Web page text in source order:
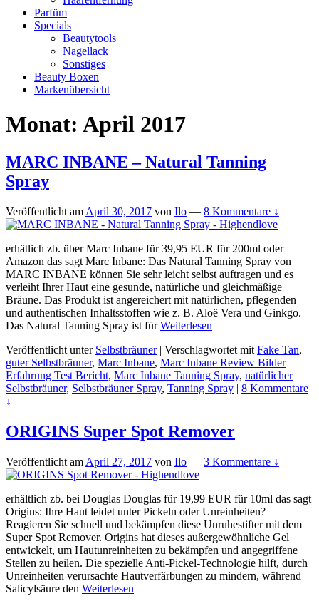
Parfüm
Specials
Beautytools
Nagellack
Sonstiges
Beauty Boxen
Markenübersicht
Monat: April 2017
MARC INBANE – Natural Tanning
Spray
Veröffentlicht am April 30, 2017 von Ilo — 8 Kommentare ↓
erhätlich zb. über Marc Inbane für 39,95 EUR für 200ml oder
Amazon das sagt Marc Inbane: Das Natural Tanning Spray von
MARC INBANE können Sie sehr leicht selbst auftragen und es
verleiht Ihrer Haut eine gesunde, natürliche und gleichmäßige
Bräune. Das Produkt ist angereichert mit natürlichen, pflegenden
und authentischen Inhaltsstoffen wie z. B. Aloë Vera und Ginkgo.
Das Natural Tanning Spray ist fürWeiterlesen
Veröffentlicht unter Selbstbräuner | Verschlagwortet mit Fake Tan,
guter Selbstbräuner, Marc Inbane, Marc Inbane Review Bilder
Erfahrung Test Bericht, Marc Inbane Tanning Spray, natürlicher
Selbstbräuner, Selbstbräuner Spray, Tanning Spray | 8 Kommentare
↓
ORIGINS Super Spot Remover
Veröffentlicht am April 27, 2017 von Ilo — 3 Kommentare ↓
erhältlich zb. bei Douglas Douglas für 19,99 EUR für 10ml das sagt
Origins: Ihre Haut leidet unter Pickeln oder Unreinheiten?
Reagieren Sie schnell und bekämpfen diese Unruhestifter mit dem
Super Spot Remover. Origins hat dieses außergewöhnliche Gel
entwickelt, um Hautunreinheiten zu bekämpfen und angegriffene
Stellen zu heilen. Die spezielle Anti-Pickel-Technologie hilft, durch
Unreinheiten verursachte Hautverfärbungen zu mindern, während
Salicylsäure den Weiterlesen